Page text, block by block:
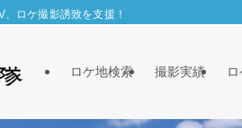
ロケ撮影誘致を支援！
ロケ地検索 撮影実績